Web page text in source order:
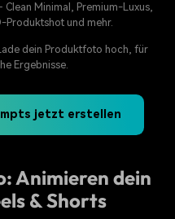
Clean Minimal, Premium-Luxus,
Produktshot und mehr.
dein Produktfoto hoch, für
Ergebnisse.
jetzt erstellen
Animieren dein
& Shorts